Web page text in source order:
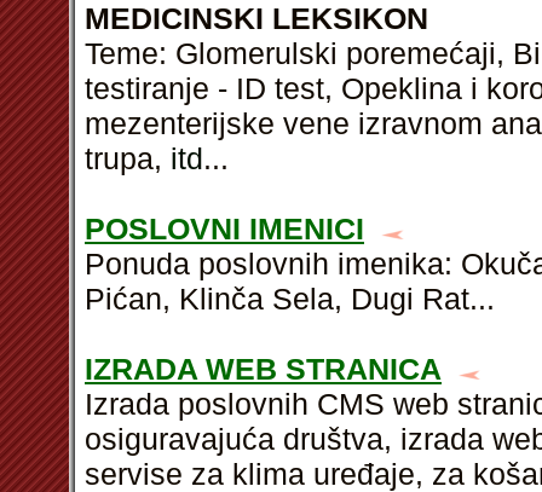
MEDICINSKI LEKSIKON
Teme: Glomerulski poremećaji,
testiranje - ID test, Opeklina i
mezenterijske vene izravnom
trupa, itd...
POSLOVNI IMENICI
Ponuda poslovnih imenika:
Pićan, Klinča Sela, Dugi Rat...
IZRADA WEB STRANICA
Izrada poslovnih CMS web
osiguravajuća društva, izrada
servise za klima uređaje, za